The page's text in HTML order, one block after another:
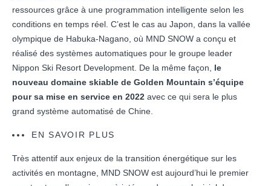
ressources grâce à une programmation intelligente selon les
conditions en temps réel. C’est le cas au Japon, dans la vallée
olympique de Habuka-Nagano, où MND SNOW a conçu et
réalisé des systèmes automatiques pour le groupe leader
Nippon Ski Resort Development. De la même façon, le
nouveau domaine skiable de Golden Mountain s’équipe
pour sa mise en service en 2022 avec ce qui sera le plus
grand système automatisé de Chine.
EN SAVOIR PLUS
Très attentif aux enjeux de la transition énergétique sur les
activités en montagne, MND SNOW est aujourd’hui le premier